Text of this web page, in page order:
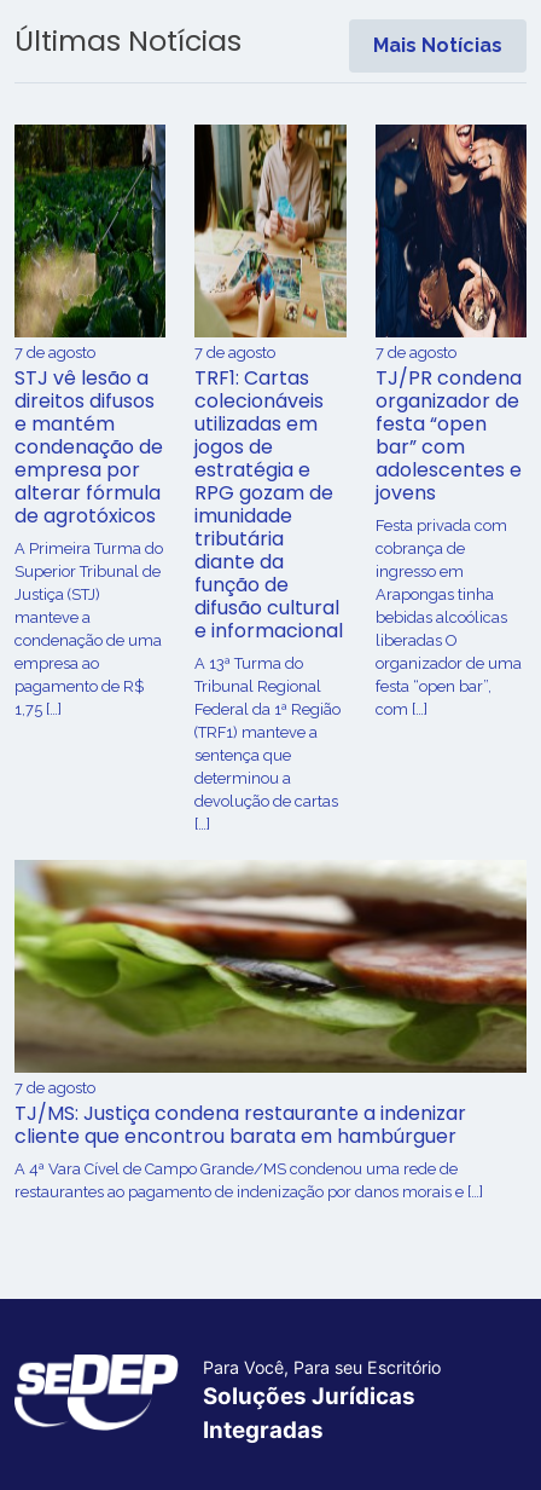
Últimas Notícias Mais Notícias
7 de agosto
STJ vê lesão a
direitos difusos
e mantém
condenação de
empresa por
alterar fórmula
de agrotóxicos
​A Primeira Turma do
Superior Tribunal de
Justiça (STJ)
manteve a
condenação de uma
empresa ao
pagamento de R$
1,75 […]
7 de agosto
TRF1: Cartas
colecionáveis
utilizadas em
jogos de
estratégia e
RPG gozam de
imunidade
tributária
diante da
função de
difusão cultural
e informacional
A 13ª Turma do
Tribunal Regional
Federal da 1ª Região
(TRF1) manteve a
sentença que
determinou a
devolução de cartas
[…]
7 de agosto
TJ/PR condena
organizador de
festa “open
bar” com
adolescentes e
jovens
Festa privada com
cobrança de
ingresso em
Arapongas tinha
bebidas alcoólicas
liberadas O
organizador de uma
festa “open bar”,
com […]
7 de agosto
TJ/MS: Justiça condena restaurante a indenizar
cliente que encontrou barata em hambúrguer
A 4ª Vara Cível de Campo Grande/MS condenou uma rede de
restaurantes ao pagamento de indenização por danos morais e […]
Para Você, Para seu Escritório
Soluções Jurídicas
Integradas